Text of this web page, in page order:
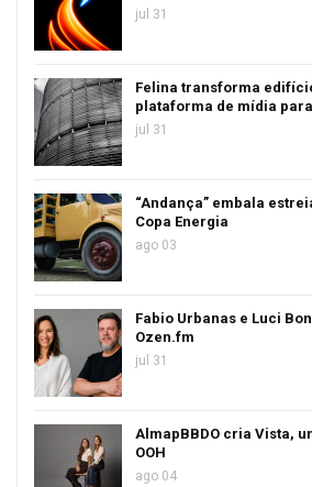
jul 31
Felina transforma
plataforma de mídia
jul 31
“Andança” embala
Copa Energia
ago 03
Fabio Urbanas e Luci
Ozen.fm
jul 31
AlmapBBDO cria Vista,
OOH
ago 04